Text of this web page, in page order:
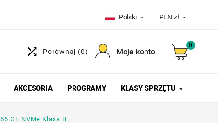
Polski  PLN zł 
 Porównaj (0) Moje konto
0
AKCESORIA PROGRAMY KLASY SPRZĘTU
GB NVMe Klasa B